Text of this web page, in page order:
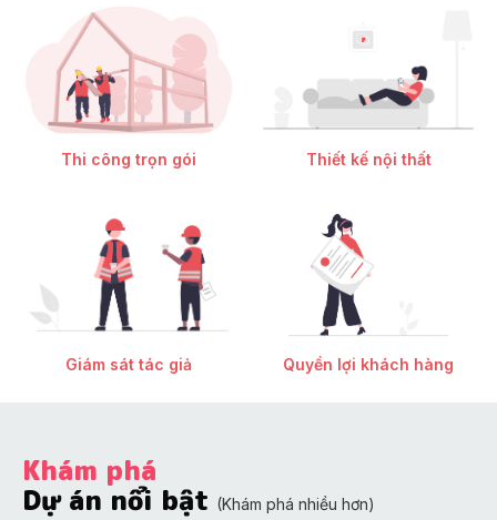
Thi công trọn gói Thiết kế nội thất
Giám sát tác giả Quyền lợi khách hàng
Khám phá
Dự án nổi bật (Khám phá nhiều hơn)